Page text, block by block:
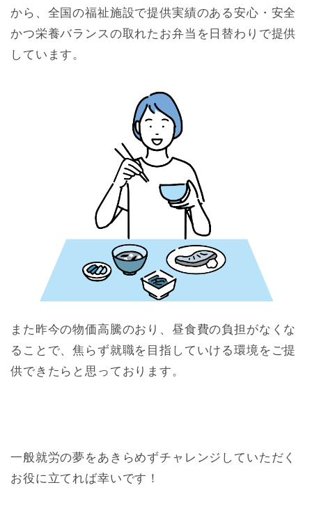
から、全国の福祉施設で提供実績のある安心・安全
かつ栄養バランスの取れたお弁当を日替わりで提供
しています。
また昨今の物価高騰のおり、昼食費の負担がなくな
ることで、焦らず就職を目指していける環境をご提
供できたらと思っております。
一般就労の夢をあきらめずチャレンジしていただく
お役に立てれば幸いです！